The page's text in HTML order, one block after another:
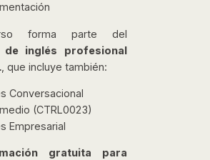
forma parte del
de inglés profesional
, que incluye también:
Conversacional
(CTRL0023)
Empresarial
gratuita para